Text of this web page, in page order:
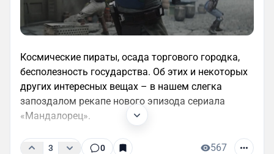
Космические пираты, осада торгового городка,
бесполезность государства. Об этих и некоторых
других интересных вещах – в нашем слегка
запоздалом рекапе нового эпизода сериала
«Мандалорец».
3 0 567